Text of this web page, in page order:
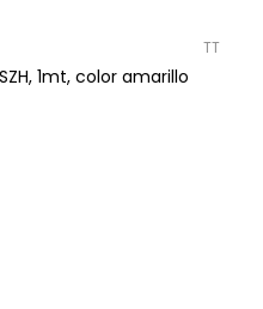
TT
1mt, color amarillo